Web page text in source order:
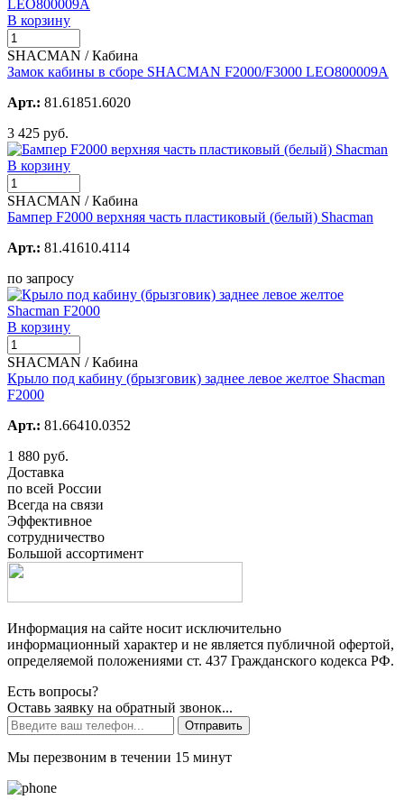
В корзину
SHACMAN / Кабина
Замок кабины в сборе SHACMAN F2000/F3000 LEO800009A
Арт.: 81.61851.6020
3 425 руб.
В корзину
SHACMAN / Кабина
Бампер F2000 верхняя часть пластиковый (белый) Shacman
Арт.: 81.41610.4114
по запросу
В корзину
SHACMAN / Кабина
Крыло под кабину (брызговик) заднее левое желтое Shacman
F2000
Арт.: 81.66410.0352
1 880 руб.
Доставка
по всей России
Всегда на связи
Эффективное
сотрудничество
Большой ассортимент
Информация на сайте носит исключительно
информационный характер и не является публичной офертой,
определяемой положениями ст. 437 Гражданского кодекса РФ.
Есть вопросы?
Оставь заявку на обратный звонок...
Отправить
Мы перезвоним в течении 15 минут